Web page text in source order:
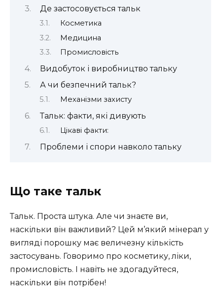
Де застосовується тальк
Косметика
Медицина
Промисловість
Видобуток і виробництво тальку
А чи безпечний тальк?
Механізми захисту
Тальк: факти, які дивують
Цікаві факти:
Проблеми і спори навколо тальку
Що таке тальк
Тальк. Проста штука. Але чи знаєте ви,
наскільки він важливий? Цей м’який мінерал у
вигляді порошку має величезну кількість
застосувань. Говоримо про косметику, ліки,
промисловість. І навіть не здогадуйтеся,
наскільки він потрібен!